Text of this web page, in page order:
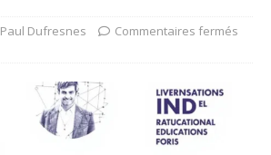
Paul Dufresnes Commentaires fermés